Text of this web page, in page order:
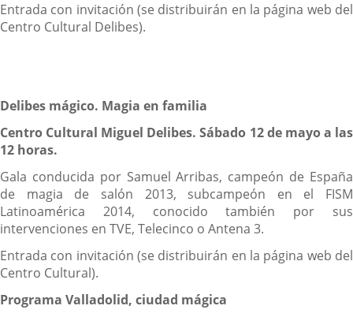
Entrada con invitación (se distribuirán en la página web del
Centro Cultural Delibes).
Delibes mágico. Magia en familia
Centro Cultural Miguel Delibes. Sábado 12 de mayo a las
12 horas.
Gala conducida por Samuel Arribas, campeón de España
de magia de salón 2013, subcampeón en el FISM
Latinoamérica 2014, conocido también por sus
intervenciones en TVE, Telecinco o Antena 3.
Entrada con invitación (se distribuirán en la página web del
Centro Cultural).
Programa Valladolid, ciudad mágica